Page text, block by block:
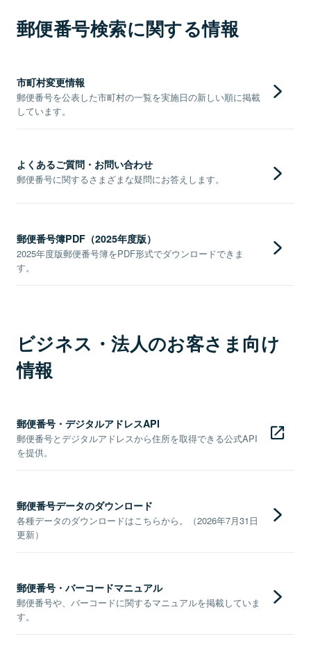
郵便番号検索に関する情報
市町村変更情報
郵便番号を公表した市町村の一覧を実施日の新しい順に掲載
しています。
よくあるご質問・お問い合わせ
郵便番号に関するさまざまな疑問にお答えします。
郵便番号簿PDF（2025年度版）
2025年度版郵便番号簿をPDF形式でダウンロードできま
す。
ビジネス・法人のお客さま向け
情報
郵便番号・デジタルアドレスAPI
郵便番号とデジタルアドレスから住所を取得できる公式API
を提供。
郵便番号データのダウンロード
各種データのダウンロードはこちらから。（2026年7月31日
更新）
郵便番号・バーコードマニュアル
郵便番号や、バーコードに関するマニュアルを掲載していま
す。